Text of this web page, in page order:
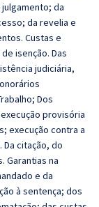
da
da revelia e
Custas e
isenção. Das
judiciária,
Dos
provisória
execução contra a
Da citação, do
Garantias na
e da
à sentença; dos